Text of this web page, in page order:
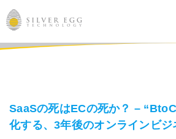
導入事例
SaaSの死はECの死か？ –
化する、3年後のオンラインビジ